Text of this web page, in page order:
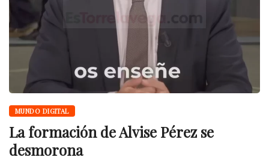
MUNDO DIGITAL
La formación de Alvise Pérez se
desmorona